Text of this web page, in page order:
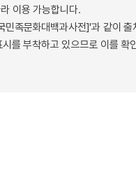
이용 가능합니다.
족문화대백과사전]'과 같이 출
를 부착하고 있으므로 이를 확